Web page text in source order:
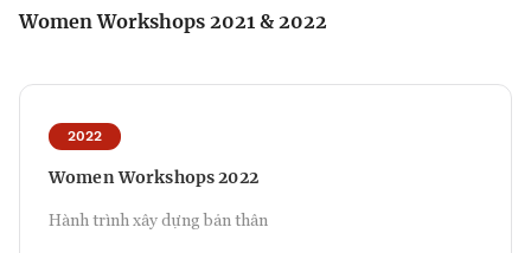
Women Workshops 2021 & 2022
2022
Women Workshops 2022
Hành trình xây dựng bản thân